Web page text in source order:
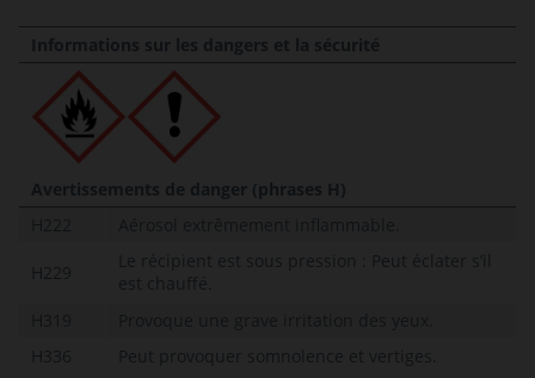
Informations sur les dangers et la sécurité
Avertissements de danger (phrases H)
H229
Le récipient est sous pression : Peut éclater s’il
est chauffé.
H336
Peut provoquer somnolence et vertiges.